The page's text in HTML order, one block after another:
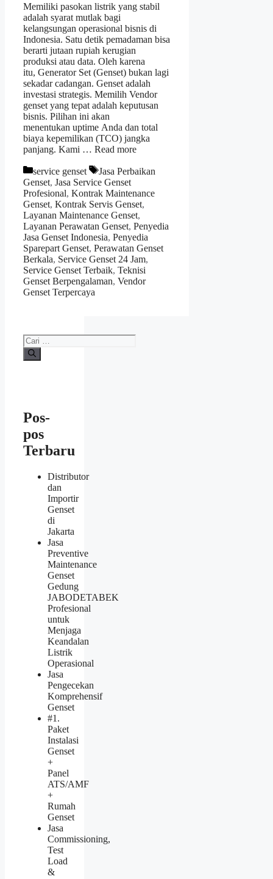
Memiliki pasokan listrik yang stabil
adalah syarat mutlak bagi
kelangsungan operasional bisnis di
Indonesia. Satu detik pemadaman bisa
berarti jutaan rupiah kerugian
produksi atau data. Oleh karena
itu, Generator Set (Genset) bukan lagi
sekadar cadangan. Genset adalah
investasi strategis. Memilih Vendor
genset yang tepat adalah keputusan
bisnis. Pilihan ini akan
menentukan uptime Anda dan total
biaya kepemilikan (TCO) jangka
panjang. Kami … Read more
Kategori
service genset Tag
Jasa Perbaikan
Genset, Jasa Service Genset
Profesional, Kontrak Maintenance
Genset, Kontrak Servis Genset,
Layanan Maintenance Genset,
Layanan Perawatan Genset, Penyedia
Jasa Genset Indonesia, Penyedia
Sparepart Genset, Perawatan Genset
Berkala, Service Genset 24 Jam,
Service Genset Terbaik, Teknisi
Genset Berpengalaman, Vendor
Genset Terpercaya
Cari
untuk:
Pos-
pos
Terbaru
Distributor
dan
Importir
Genset
di
Jakarta
Jasa
Preventive
Maintenance
Genset
Gedung
JABODETABEK
Profesional
untuk
Menjaga
Keandalan
Listrik
Operasional
Jasa
Pengecekan
Komprehensif
Genset
#1.
Paket
Instalasi
Genset
+
Panel
ATS/AMF
+
Rumah
Genset
Jasa
Commissioning,
Test
Load
&